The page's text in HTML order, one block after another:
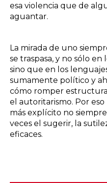
esa violencia que de
aguantar.
La mirada de uno
se traspasa, y no sólo
sino que en los
sumamente político y
cómo romper
el autoritarismo. Por
más explícito no
veces el sugerir, la
eficaces.